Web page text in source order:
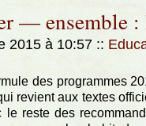
— ensemble :
2015 à 10:57 ::
des programmes
revient aux textes
le reste des